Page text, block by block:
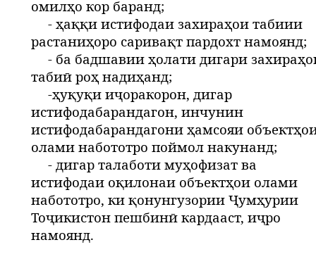
омилҳо кор баранд;
- ҳаққи истифодаи захираҳои табиии
растаниҳоро саривақт пардохт намоянд;
- ба бадшавии ҳолати дигари
табиӣ роҳ надиҳанд;
-ҳуқуқи иҷоракорон, дигар
истифодабарандагон, инчунин
истифодабарандагони ҳамсояи
олами набототро поймол накунанд;
- дигар талаботи муҳофизат ва
истифодаи оқилонаи объектҳои олами
набототро, ки қонунгузории Ҷумҳурии
Тоҷикистон пешбинӣ кардааст, иҷро
намоянд.